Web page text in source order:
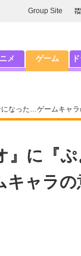
Group Site
メ ゲーム
なった…ゲームキャラ
』に『
ャラの